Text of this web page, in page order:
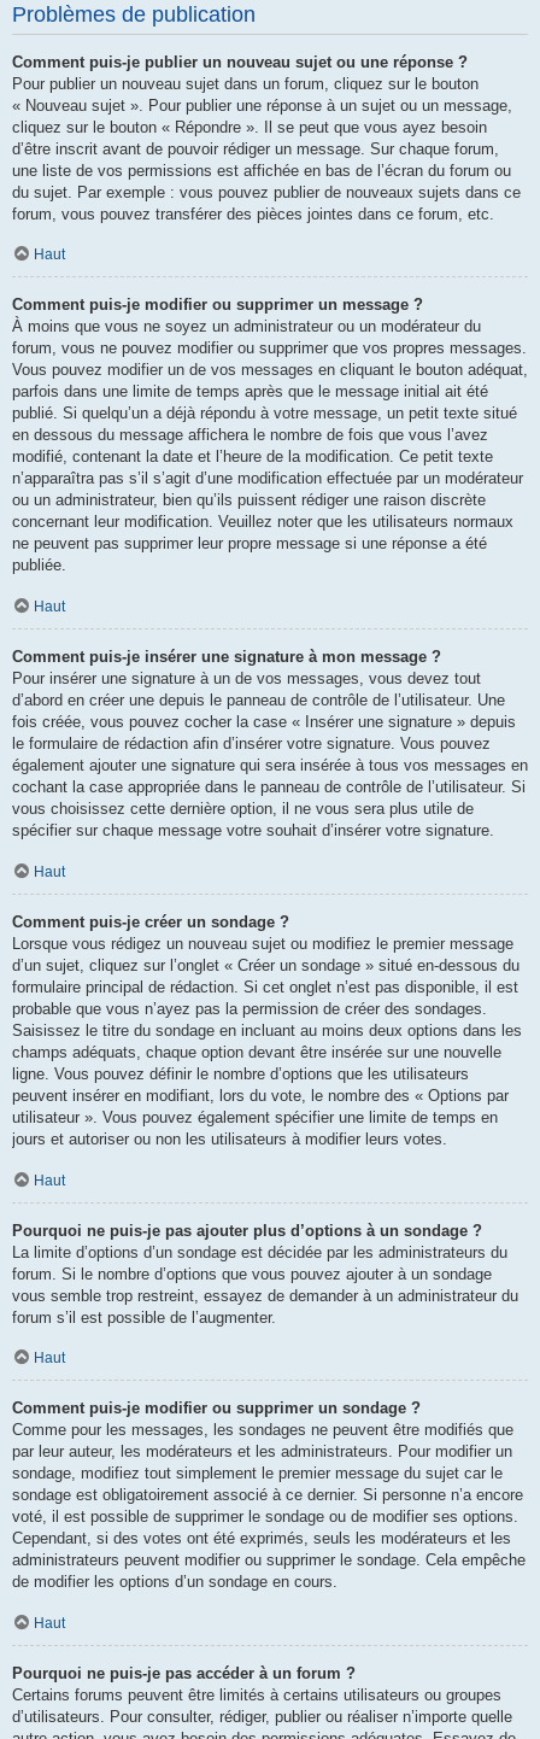
Problèmes de publication
Comment puis-je publier un nouveau sujet ou une réponse ?
Pour publier un nouveau sujet dans un forum, cliquez sur le bouton
« Nouveau sujet ». Pour publier une réponse à un sujet ou un message,
cliquez sur le bouton « Répondre ». Il se peut que vous ayez besoin
d’être inscrit avant de pouvoir rédiger un message. Sur chaque forum,
une liste de vos permissions est affichée en bas de l’écran du forum ou
du sujet. Par exemple : vous pouvez publier de nouveaux sujets dans ce
forum, vous pouvez transférer des pièces jointes dans ce forum, etc.
Haut
Comment puis-je modifier ou supprimer un message ?
À moins que vous ne soyez un administrateur ou un modérateur du
forum, vous ne pouvez modifier ou supprimer que vos propres messages.
Vous pouvez modifier un de vos messages en cliquant le bouton adéquat,
parfois dans une limite de temps après que le message initial ait été
publié. Si quelqu’un a déjà répondu à votre message, un petit texte situé
en dessous du message affichera le nombre de fois que vous l’avez
modifié, contenant la date et l’heure de la modification. Ce petit texte
n’apparaîtra pas s’il s’agit d’une modification effectuée par un modérateur
ou un administrateur, bien qu’ils puissent rédiger une raison discrète
concernant leur modification. Veuillez noter que les utilisateurs normaux
ne peuvent pas supprimer leur propre message si une réponse a été
publiée.
Haut
Comment puis-je insérer une signature à mon message ?
Pour insérer une signature à un de vos messages, vous devez tout
d’abord en créer une depuis le panneau de contrôle de l’utilisateur. Une
fois créée, vous pouvez cocher la case « Insérer une signature » depuis
le formulaire de rédaction afin d’insérer votre signature. Vous pouvez
également ajouter une signature qui sera insérée à tous vos messages en
cochant la case appropriée dans le panneau de contrôle de l’utilisateur. Si
vous choisissez cette dernière option, il ne vous sera plus utile de
spécifier sur chaque message votre souhait d’insérer votre signature.
Haut
Comment puis-je créer un sondage ?
Lorsque vous rédigez un nouveau sujet ou modifiez le premier message
d’un sujet, cliquez sur l’onglet « Créer un sondage » situé en-dessous du
formulaire principal de rédaction. Si cet onglet n’est pas disponible, il est
probable que vous n’ayez pas la permission de créer des sondages.
Saisissez le titre du sondage en incluant au moins deux options dans les
champs adéquats, chaque option devant être insérée sur une nouvelle
ligne. Vous pouvez définir le nombre d’options que les utilisateurs
peuvent insérer en modifiant, lors du vote, le nombre des « Options par
utilisateur ». Vous pouvez également spécifier une limite de temps en
jours et autoriser ou non les utilisateurs à modifier leurs votes.
Haut
Pourquoi ne puis-je pas ajouter plus d’options à un sondage ?
La limite d’options d’un sondage est décidée par les administrateurs du
forum. Si le nombre d’options que vous pouvez ajouter à un sondage
vous semble trop restreint, essayez de demander à un administrateur du
forum s’il est possible de l’augmenter.
Haut
Comment puis-je modifier ou supprimer un sondage ?
Comme pour les messages, les sondages ne peuvent être modifiés que
par leur auteur, les modérateurs et les administrateurs. Pour modifier un
sondage, modifiez tout simplement le premier message du sujet car le
sondage est obligatoirement associé à ce dernier. Si personne n’a encore
voté, il est possible de supprimer le sondage ou de modifier ses options.
Cependant, si des votes ont été exprimés, seuls les modérateurs et les
administrateurs peuvent modifier ou supprimer le sondage. Cela empêche
de modifier les options d’un sondage en cours.
Haut
Pourquoi ne puis-je pas accéder à un forum ?
Certains forums peuvent être limités à certains utilisateurs ou groupes
d’utilisateurs. Pour consulter, rédiger, publier ou réaliser n’importe quelle